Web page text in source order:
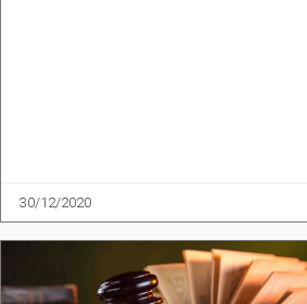
30/12/2020